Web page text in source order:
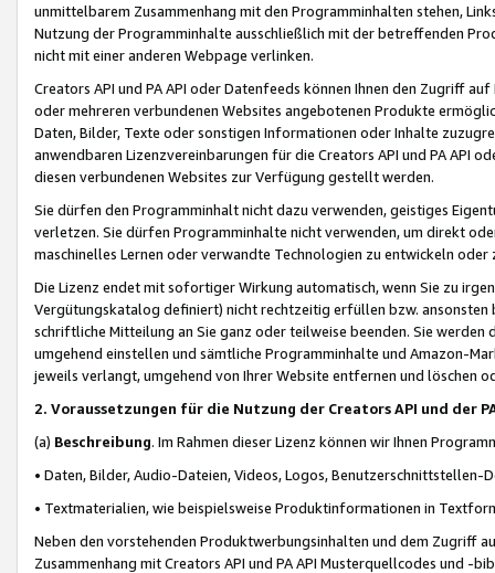
unmittelbarem Zusammenhang mit den Programminhalten stehen,
Nutzung der Programminhalte ausschließlich mit der betreffenden
nicht mit einer anderen Webpage verlinken.
Creators API und PA API oder Datenfeeds können Ihnen den Zugriff
oder mehreren verbundenen Websites angebotenen Produkte
Daten, Bilder, Texte oder sonstigen Informationen oder Inhalte
anwendbaren Lizenzvereinbarungen für die Creators API und PA API
diesen verbundenen Websites zur Verfügung gestellt werden.
Sie dürfen den Programminhalt nicht dazu verwenden, geistiges
verletzen. Sie dürfen Programminhalte nicht verwenden, um direkt
maschinelles Lernen oder verwandte Technologien zu entwickeln
Die Lizenz endet mit sofortiger Wirkung automatisch, wenn Sie zu
Vergütungskatalog definiert) nicht rechtzeitig erfüllen bzw. ansonsten
schriftliche Mitteilung an Sie ganz oder teilweise beenden. Sie werden
umgehend einstellen und sämtliche Programminhalte und Amazon-
jeweils verlangt, umgehend von Ihrer Website entfernen und löschen
2. Voraussetzungen für die Nutzung der Creators API und der
(a) Beschreibung. Im Rahmen dieser Lizenz können wir Ihnen
• Daten, Bilder, Audio-Dateien, Videos, Logos, Benutzerschnittstellen-
• Textmaterialien, wie beispielsweise Produktinformationen in
Neben den vorstehenden Produktwerbungsinhalten und dem Zugriff
Zusammenhang mit Creators API und PA API Musterquellcodes und